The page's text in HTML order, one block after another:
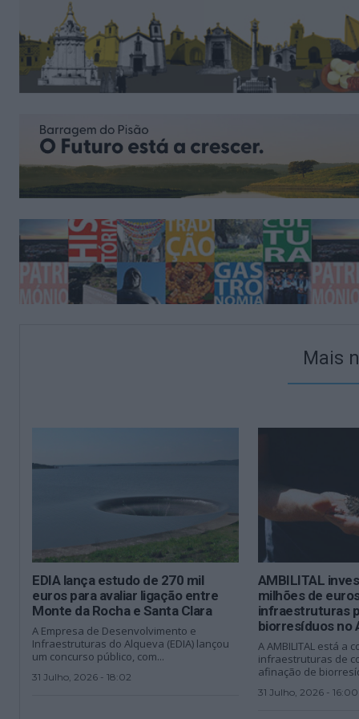
Mais
EDIA lança estudo de 270 mil
euros para avaliar ligação entre
Monte da Rocha e Santa Clara
A Empresa de Desenvolvimento e
Infraestruturas do Alqueva (EDIA) lançou
um concurso público, com...
31 Julho, 2026 - 18:02
AMBILITAL
milhões de
infraestruturas
biorresíduos no
A AMBILITAL está a
infraestruturas de
afinação de
31 Julho, 2026 - 16:00